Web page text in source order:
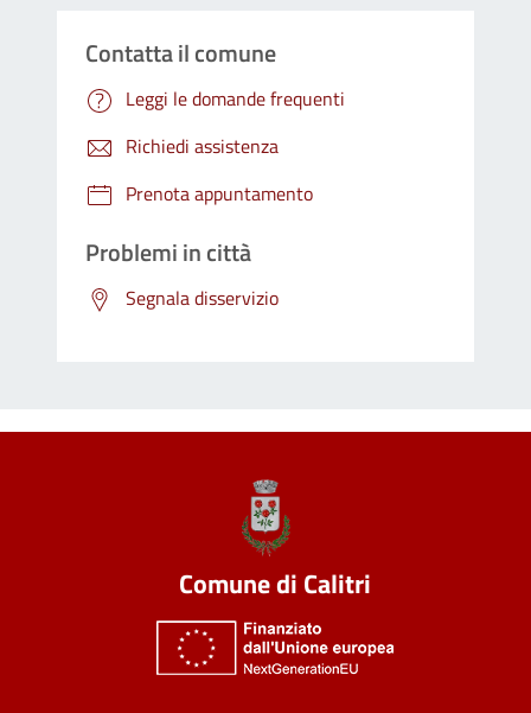
Contatta il comune
Leggi le domande frequenti
Richiedi assistenza
Prenota appuntamento
Problemi in città
Segnala disservizio
Comune di Calitri